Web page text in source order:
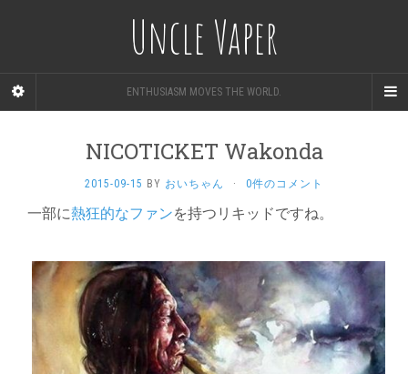
Uncle Vaper
ENTHUSIASM MOVES THE WORLD.
NICOTICKET Wakonda
2015-09-15 BY おいちゃん · 0件のコメント
一部に熱狂的なファンを持つリキッドですね。